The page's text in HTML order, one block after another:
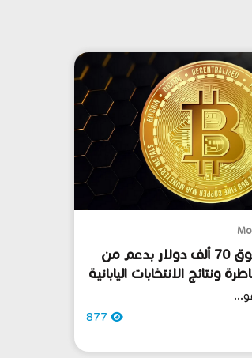
البيتكوين يستقر فوق 70 ألف دولار بدعم من
الانتخابات اليابانية
877